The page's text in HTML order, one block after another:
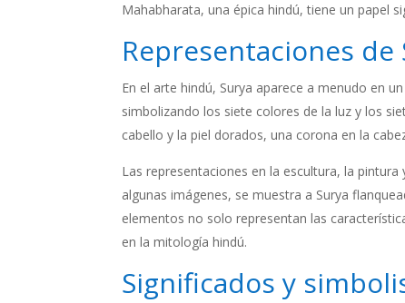
Mahabharata, una épica hindú, tiene un papel
Representaciones
En el arte hindú, Surya aparece a menudo en
simbolizando los siete colores de la luz y los
cabello y la piel dorados, una corona en la
Las representaciones en la escultura, la
algunas imágenes, se muestra a Surya
elementos no solo representan las
en la mitología hindú.
Significados y